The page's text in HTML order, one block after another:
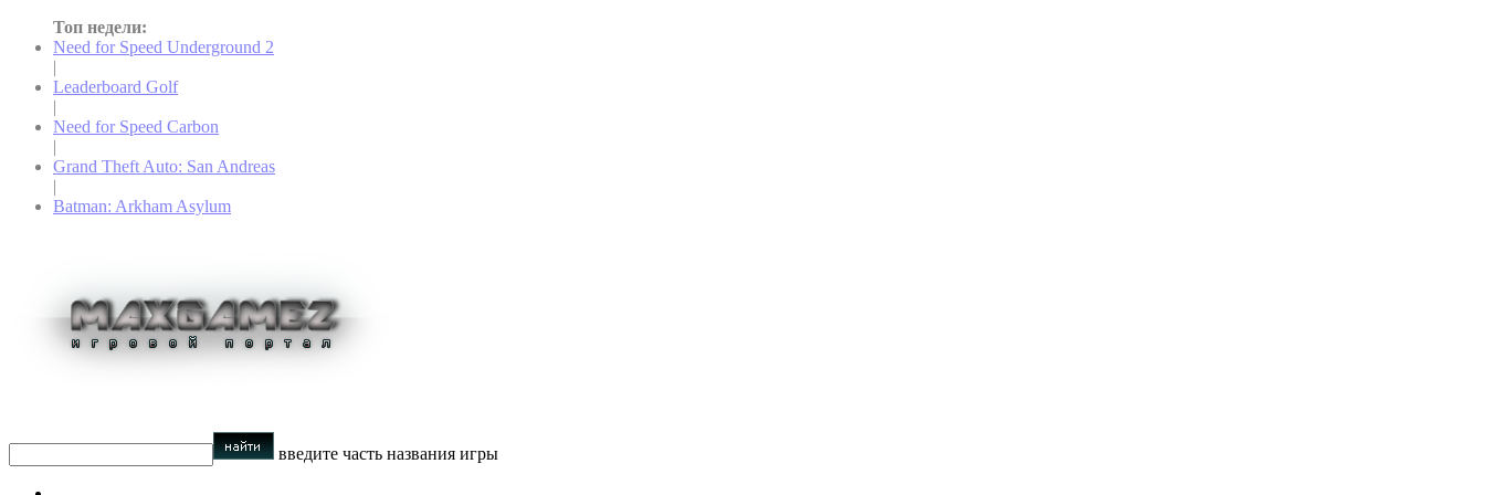
Топ недели:
Need for Speed Underground 2
|
Leaderboard Golf
|
Need for Speed Carbon
|
Grand Theft Auto: San Andreas
|
Batman: Arkham Asylum
введите часть названия игры